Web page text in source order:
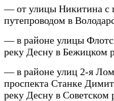
— от улицы Никитина с
путепроводом в
— в районе улицы
реку Десну в Бежицком
— в районе улиц 2-я
проспекта Станке
реку Десну в Советском